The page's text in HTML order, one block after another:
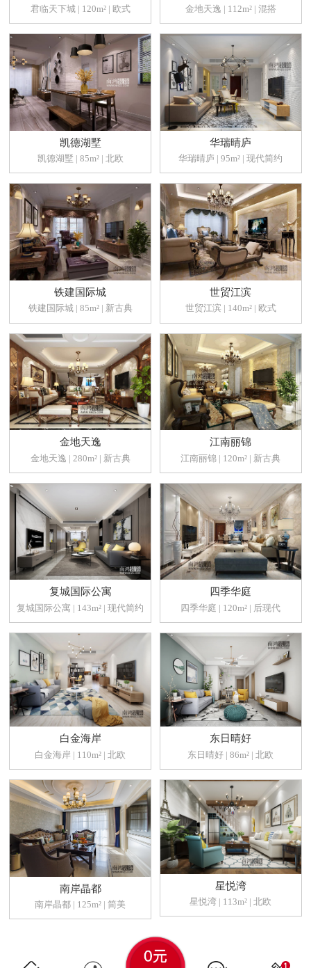
金地天逸 | 112m² | 混搭
君临天下城 | 120m² | 欧式
华瑞晴庐
华瑞晴庐 | 95m² | 现代简约
凯德湖墅
凯德湖墅 | 85m² | 北欧
世贸江滨
世贸江滨 | 140m² | 欧式
铁建国际城
铁建国际城 | 85m² | 新古典
江南丽锦
江南丽锦 | 120m² | 新古典
金地天逸
金地天逸 | 280m² | 新古典
四季华庭
四季华庭 | 120m² | 后现代
复城国际公寓
复城国际公寓 | 143m² | 现代简约
东日晴好
东日晴好 | 86m² | 北欧
白金海岸
白金海岸 | 110m² | 北欧
星悦湾
星悦湾 | 113m² | 北欧
南岸晶都
南岸晶都 | 125m² | 简美